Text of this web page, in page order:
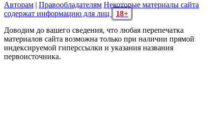
Авторам | Правообладателям Некоторые материалы сайта
содержат информацию для лиц
18+
Доводим до вашего сведения, что любая перепечатка
материалов сайта возможна только при наличии прямой
индексируемой гиперссылки и указания названия
первоисточника.